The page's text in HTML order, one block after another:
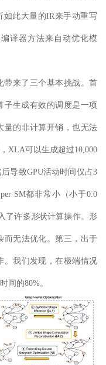
如此大量的IR来手动重写
编译器方法来自动优化模
带来了三个基本挑战。首
子生成有效的调度是一项
量的非计算开销，也无法
XLA可以生成超过10,000
导致GPU活动时间仅占3
SM都非常小（小于0.0
了许多形状计算操作。形
而无法优化。第三，出于
。我们发现，在极端情况
间的80%。